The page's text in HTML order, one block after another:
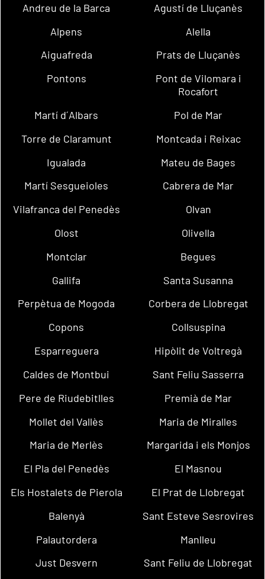
Andreu de la Barca
Agustí de Lluçanès
Alpens
Alella
Aiguafreda
Prats de Lluçanès
Pontons
Pont de Vilomara i
Rocafort
Martí d´Albars
Pol de Mar
Torre de Claramunt
Montcada i Reixac
Igualada
Mateu de Bages
Martí Sesgueioles
Cabrera de Mar
Vilafranca del Penedès
Olvan
Olost
Olivella
Montclar
Begues
Gallifa
Santa Susanna
Perpètua de Mogoda
Corbera de Llobregat
Copons
Collsuspina
Esparreguera
Hipòlit de Voltregà
Caldes de Montbui
Sant Feliu Sasserra
Pere de Riudebitlles
Premià de Mar
Mollet del Vallès
Maria de Miralles
Maria de Merlès
Margarida i els Monjos
El Pla del Penedès
El Masnou
Els Hostalets de Pierola
El Prat de Llobregat
Balenyà
Sant Esteve Sesrovires
Palautordera
Manlleu
Just Desvern
Sant Feliu de Llobregat